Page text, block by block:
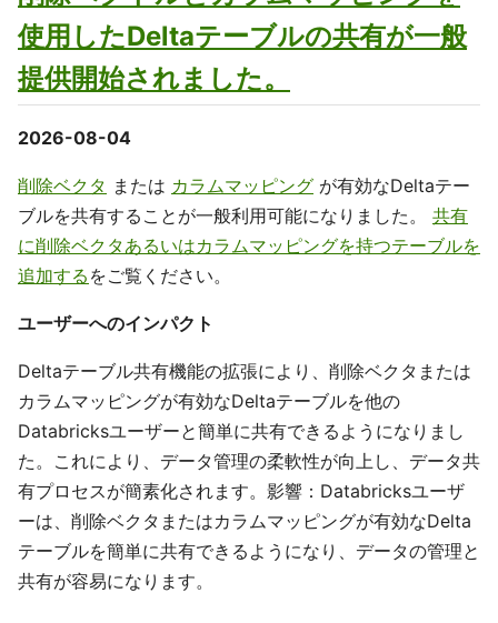
使用したDeltaテーブルの共有が一般
提供開始されました。
2026-08-04
削除ベクタ または カラムマッピング が有効なDeltaテー
ブルを共有することが一般利用可能になりました。 共有
に削除ベクタあるいはカラムマッピングを持つテーブルを
追加する をご覧ください。
ユーザーへのインパクト
Deltaテーブル共有機能の拡張により、削除ベクタまたは
カラムマッピングが有効なDeltaテーブルを他の
Databricksユーザーと簡単に共有できるようになりまし
た。これにより、データ管理の柔軟性が向上し、データ共
有プロセスが簡素化されます。影響：Databricksユーザ
ーは、削除ベクタまたはカラムマッピングが有効なDelta
テーブルを簡単に共有できるようになり、データの管理と
共有が容易になります。